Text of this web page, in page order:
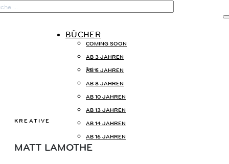
BÜCHER
COMING SOON
AB 3 JAHREN
AB 6 JAHREN
AB 8 JAHREN
AB 10 JAHREN
AB 13 JAHREN
AB 14 JAHREN
AB 16 JAHREN
KREATIVE
©privat
KREATIVE
MATT LAMOTHE